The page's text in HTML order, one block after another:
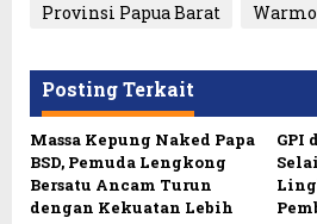
Provinsi Papua Barat
Posting Terkait
Massa Kepung Naked Papa
BSD, Pemuda Lengkong
Bersatu Ancam Turun
dengan Kekuatan Lebih
GPI